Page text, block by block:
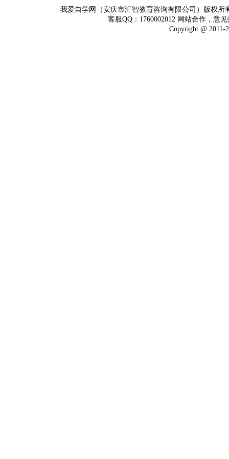
我爱自学网（安庆市汇智教育咨询有限公司）版权
客服QQ：1760002012 网站合作，意
Copyright @